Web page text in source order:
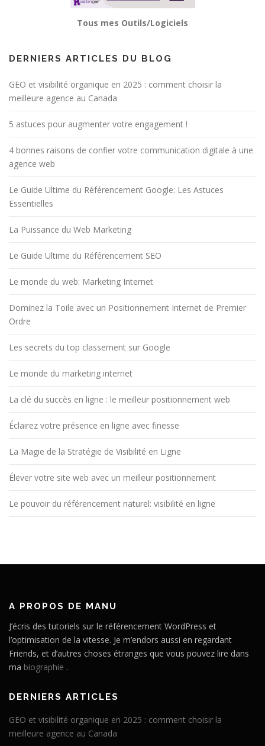
Tous mes Outils/Logiciels
DERNIERS ARTICLES DU BLOG
GEO et visibilité organique en 2025 : comment choisir la
meilleure agence au Canada
5 astuces pour augmenter votre engagement !
4 bonnes raisons de confier votre communication digitale à une
agence web
Le Guide Ultime du Référencement Google: Les Astuces
Essentielles
La Puissance du Web Marketing
Le Guide Ultime du Référencement SEO
Le monde du web: Marketing Internet
Dominez la Toile avec un Positionnement Internet de Premier
Ordre
Les secrets du top classement sur Google
Le monde du marketing internet
La clé du succès en ligne : le meilleur positionnement web
Éclairez votre présence en ligne avec finesse
La Magie de la Stratégie de Visibilité en Ligne
Élever votre site web avec un meilleur positionnement
Le pouvoir du référencement naturel: visibilité en ligne
A PROPOS DE MANU
J’écris des tutoriels sur le référencement WordPress et
l’optimisation de la vitesse. Je m’endors aussi en regardant
Friends, et d’autres choses étranges que vous pouvez lire dans
ma biographie .
DERNIERS ARTICLES
GEO et visibilité organique en 2025 : comment choisir la
meilleure agence au Canada